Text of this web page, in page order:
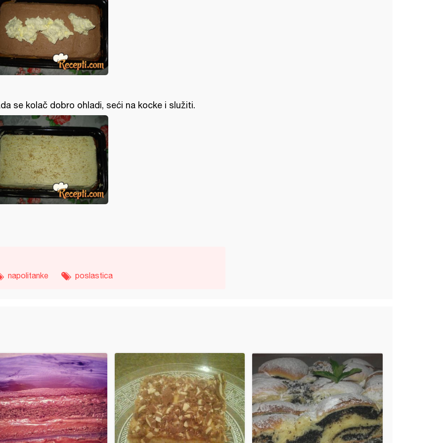
se kolač dobro ohladi, seći na kocke i služiti.
napolitanke poslastica